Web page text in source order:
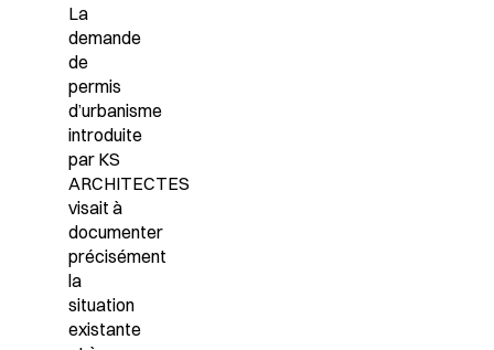
La
demande
de
permis
d’urbanisme
introduite
par KS
ARCHITECTES
visait à
documenter
précisément
la
situation
existante